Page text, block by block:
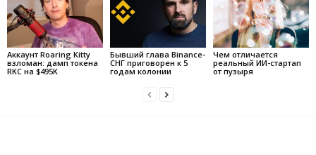
Аккаунт Roaring Kitty
взломан: дамп токена
RKC на $495K
Бывший глава Binance-
СНГ приговорен к 5
годам колонии
Чем отличается
реальный ИИ-стартап
от пузыря